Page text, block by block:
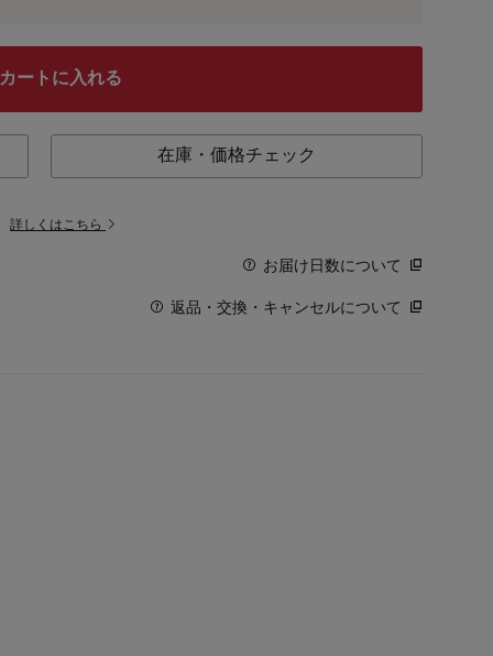
カートに入れる
在庫・価格チェック
詳しくはこちら
お届け日数について
返品・交換・キャンセルについて